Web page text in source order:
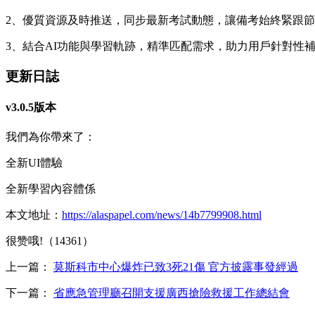
2、優質資源及時推送，同步最新考試動態，讓備考始終緊跟節
3、結合AI功能與學習軌跡，精準匹配需求，助力用戶針對性補
更新日誌
v3.0.5版本
我們為你帶來了：
全新UI體驗
全新學習內容體係
本文地址： https://alaspapel.com/news/14b7799908.html
很赞哦!（14361）
上一篇： 莫斯科市中心爆炸已致3死21傷 官方披露事發經過
下一篇： 省應急管理廳召開支援廣西搶險救援工作總結會